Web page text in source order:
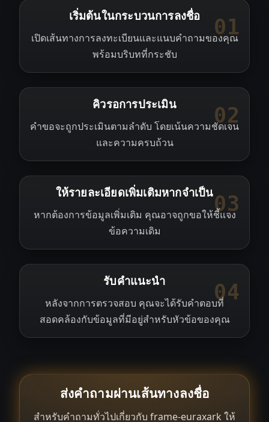
01
เริ่มต้นในกระบวนการลงชื่อ
เปิดเส้นทางการลงทะเบียนและแนบคำถามของคุณ
พร้อมบริบทที่กระชับ
02
คิวรอการประเมิน
คำขอจะถูกประเมินตามลำดับ โดยเน้นความชัดเจน
และความครบถ้วน
03
ให้รายละเอียดเพิ่มเติมหากจำเป็น
หากต้องการข้อมูลเพิ่มเติม คุณอาจถูกขอให้ชี้แจง
ข้อความเดิม
04
รับคำแนะนำ
หลังจากการตรวจสอบ คุณจะได้รับคำตอบที่
สอดคล้องกับข้อมูลที่มีอยู่สำหรับหัวข้อของคุณ
ส่งคำถามผ่านเส้นทางลงชื่อ
สำหรับคำถามทั่วไปเกี่ยวกับ frame-euraxark ให้